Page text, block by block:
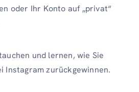
oder Ihr Konto auf „privat“
und lernen, wie Sie
Instagram zurückgewinnen.